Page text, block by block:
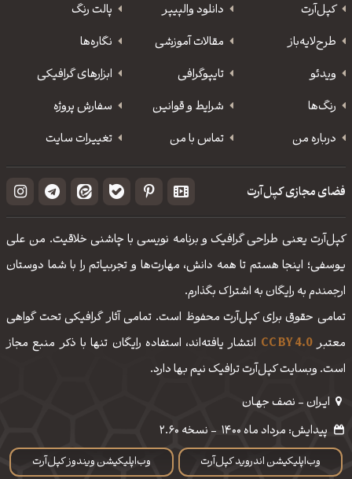
کپل‌آرت دانلود‌ والپیپر
پالت رنگ
طرح‌لایه‌باز
مقالات آموزشی
نگاره‌ها
ویدئو
‌تایپوگرافی
ابزارهای گرافیکی
رنگ‌ها
شرایط و قوانین
سفارش پروژه
درباره من
تماس با من تغییرات سایت
فضای مجازی کپل‌آرت
کپل‌آرت یعنی طراحی گرافیک و برنامه نویسی با چاشنی خلاقیت. من علی
یوسفی؛ اینجا هستم تا همه دانش، مهارت‌‌ها و تجربیاتم را با شما دوستان
ارجمندم به رایگان به اشتراک بگذارم.
تمامی حقوق برای کپل‌آرت محفوظ است. تمامی آثار گرافیکی تحت گواهی
معتبرCC BY 4.0 انتشار یافته‌اند، استفاده رایگان تنها با ذکر منبع مجاز
است. وبسایت کپل‌آرت ترافیک نیم بها دارد.
ایـران - نصف جهـان
وب‌اپلیکیشن اندروید کپل‌آرت وب‌اپلیکیشن ویندوز کپل‌آرت
پیدایش: مرداد ماه 1400 - نسخه 2.60